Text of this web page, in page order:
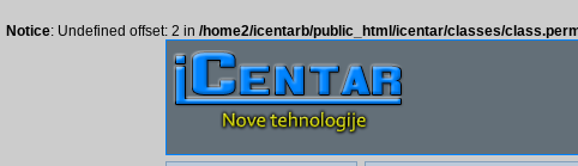
Notice: Undefined offset: 2 in /home2/icentarb/public_html/icentar/classes/